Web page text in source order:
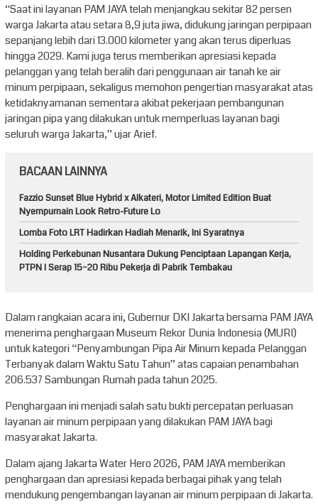
“Saat ini layanan PAM JAYA telah menjangkau sekitar 82 persen
warga Jakarta atau setara 8,9 juta jiwa, didukung jaringan perpipaan
sepanjang lebih dari 13.000 kilometer yang akan terus diperluas
hingga 2029. Kami juga terus memberikan apresiasi kepada
pelanggan yang telah beralih dari penggunaan air tanah ke air
minum perpipaan, sekaligus memohon pengertian masyarakat atas
ketidaknyamanan sementara akibat pekerjaan pembangunan
jaringan pipa yang dilakukan untuk memperluas layanan bagi
seluruh warga Jakarta,” ujar Arief.
BACAAN LAINNYA
Fazzio Sunset Blue Hybrid x Alkateri, Motor Limited Edition Buat
Nyempurnain Look Retro-Future Lo
Lomba Foto LRT Hadirkan Hadiah Menarik, Ini Syaratnya
Holding Perkebunan Nusantara Dukung Penciptaan Lapangan Kerja,
PTPN I Serap 15–20 Ribu Pekerja di Pabrik Tembakau
Dalam rangkaian acara ini, Gubernur DKI Jakarta bersama PAM JAYA
menerima penghargaan Museum Rekor Dunia Indonesia (MURI)
untuk kategori “Penyambungan Pipa Air Minum kepada Pelanggan
Terbanyak dalam Waktu Satu Tahun” atas capaian penambahan
206.537 Sambungan Rumah pada tahun 2025.
Penghargaan ini menjadi salah satu bukti percepatan perluasan
layanan air minum perpipaan yang dilakukan PAM JAYA bagi
masyarakat Jakarta.
Dalam ajang Jakarta Water Hero 2026, PAM JAYA memberikan
penghargaan dan apresiasi kepada berbagai pihak yang telah
mendukung pengembangan layanan air minum perpipaan di Jakarta.